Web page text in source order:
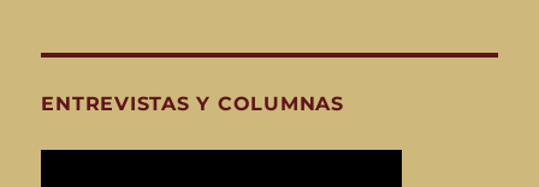
ENTREVISTAS Y COLUMNAS